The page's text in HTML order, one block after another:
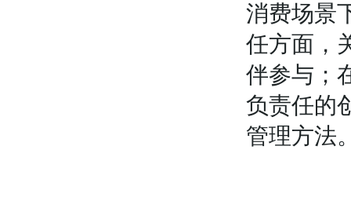
消费场景
任方面，
伴参与；
负责任的
管理方法